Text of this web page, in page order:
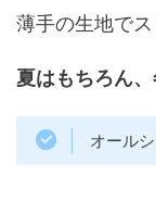
薄手の生地でス
夏はもちろん
オール